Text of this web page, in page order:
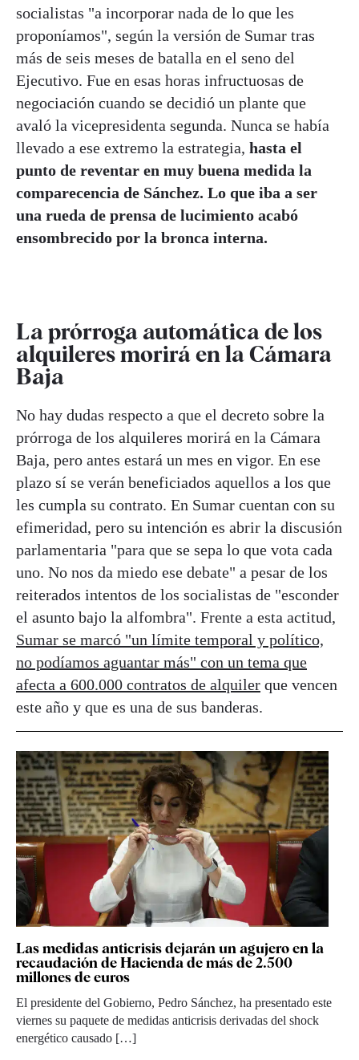
socialistas "a incorporar nada de lo que les
proponíamos", según la versión de Sumar tras
más de seis meses de batalla en el seno del
Ejecutivo. Fue en esas horas infructuosas de
negociación cuando se decidió un plante que
avaló la vicepresidenta segunda. Nunca se había
llevado a ese extremo la estrategia, hasta el
punto de reventar en muy buena medida la
comparecencia de Sánchez. Lo que iba a ser
una rueda de prensa de lucimiento acabó
ensombrecido por la bronca interna.
La prórroga automática de los
alquileres morirá en la Cámara
Baja
No hay dudas respecto a que el decreto sobre la
prórroga de los alquileres morirá en la Cámara
Baja, pero antes estará un mes en vigor. En ese
plazo sí se verán beneficiados aquellos a los que
les cumpla su contrato. En Sumar cuentan con su
efimeridad, pero su intención es abrir la discusión
parlamentaria "para que se sepa lo que vota cada
uno. No nos da miedo ese debate" a pesar de los
reiterados intentos de los socialistas de "esconder
el asunto bajo la alfombra". Frente a esta actitud,
Sumar se marcó "un límite temporal y político,
no podíamos aguantar más" con un tema que
afecta a 600.000 contratos de alquiler que vencen
este año y que es una de sus banderas.
Las medidas anticrisis dejarán un agujero en la
recaudación de Hacienda de más de 2.500
millones de euros
El presidente del Gobierno, Pedro Sánchez, ha presentado este
viernes su paquete de medidas anticrisis derivadas del shock
energético causado […]